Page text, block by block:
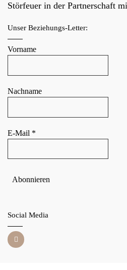
Störfeuer in der Partnerschaft
Unser Beziehungs-Letter:
Vorname
Nachname
E-Mail *
Social Media